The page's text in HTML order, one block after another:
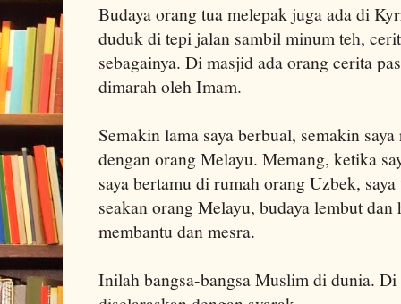
Budaya orang tua melepak juga ada di
duduk di tepi jalan sambil minum teh,
sebagainya. Di masjid ada orang cerita
dimarah oleh Imam.
Semakin lama saya berbual, semakin
dengan orang Melayu. Memang, ketika
saya bertamu di rumah orang Uzbek,
seakan orang Melayu, budaya lembut
membantu dan mesra.
Inilah bangsa-bangsa Muslim di dunia.